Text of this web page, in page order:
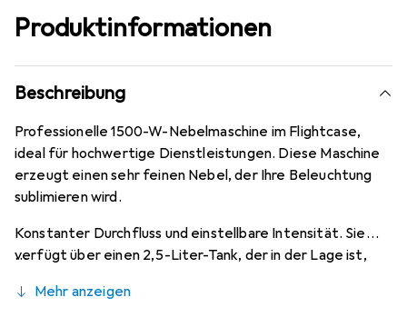
Produktinformationen
Beschreibung
Professionelle 1500-W-Nebelmaschine im Flightcase,
ideal für hochwertige Dienstleistungen. Diese Maschine
erzeugt einen sehr feinen Nebel, der Ihre Beleuchtung
sublimieren wird.
Konstanter Durchfluss und einstellbare Intensität. Sie
verfügt über einen 2,5-Liter-Tank, der in der Lage ist,
Durchflussrate von 0,1 l/h. Nebelförderung von 150
Mehr anzeigen